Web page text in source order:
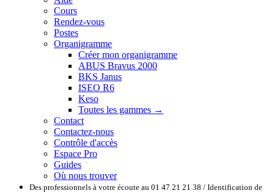
Cours
Rendez-vous
Postes
Organigramme
Créer mon organigramme
ABUS Bravus 2000
BKS Janus
ISEO R6
Keso
Toutes les gammes →
Contact
Contactez-nous
Contrôle d'accès
Espace Pro
Guides
Où nous trouver
Des professionnels à votre écoute au 01 47 21 21 38 / Identification de